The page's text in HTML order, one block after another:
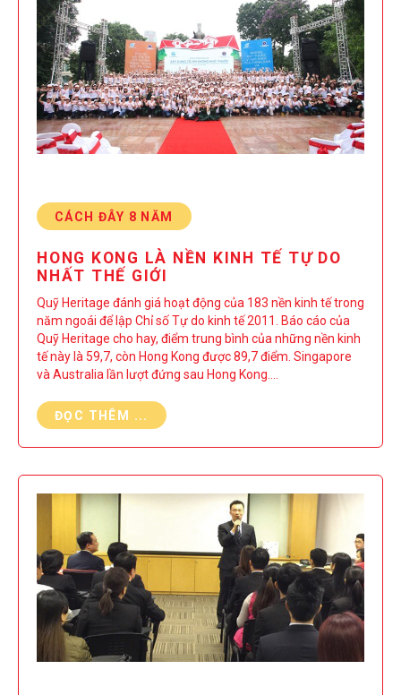
CÁCH ĐÂY 8 NĂM
HONG KONG LÀ NỀN KINH TẾ TỰ DO
NHẤT THẾ GIỚI
Quỹ Heritage đánh giá hoạt động của 183 nền kinh tế trong
năm ngoái để lập Chỉ số Tự do kinh tế 2011. Báo cáo của
Quỹ Heritage cho hay, điểm trung bình của những nền kinh
tế này là 59,7, còn Hong Kong được 89,7 điểm. Singapore
và Australia lần lượt đứng sau Hong Kong.…
ĐỌC THÊM ...